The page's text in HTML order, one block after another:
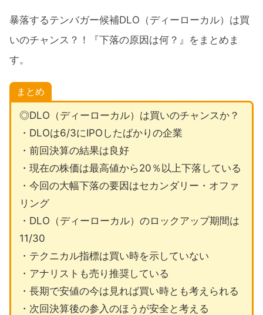
暴落するテンバガー候補DLO（ディーローカル）は買
いのチャンス？！『下落の原因は何？』をまとめま
す。
まとめ
◎DLO（ディーローカル）は買いのチャンスか？
・DLOは6/3にIPOしたばかりの企業
・前回決算の結果は良好
・現在の株価は最高値から20％以上下落している
・今回の大幅下落の要因はセカンダリー・オファ
リング
・DLO（ディーローカル）のロックアップ期間は
11/30
・テクニカル指標は買い時を示していない
・アナリストも売り推奨している
・長期で安値の今は見れば買い時とも考えられる
・次回決算後の参入のほうが安全と考える